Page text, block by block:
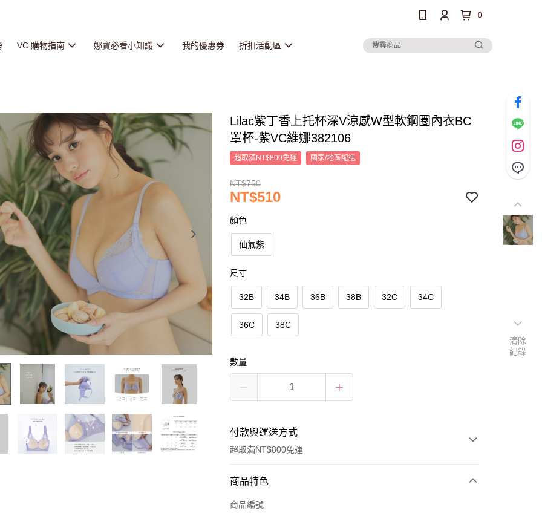
0
VC 購物指南 娜寶必看小知識 我的優惠券 折扣活動區
Lilac紫丁香上托杯深V涼感W型軟鋼圈內衣BC
罩杯-紫VC維娜382106
超取滿NT$800免運 國家/地區配送
NT$750
NT$510
顏色
仙氣紫
尺寸
32B 34B 36B 38B 32C 34C
36C 38C
數量
付款與運送方式
超取滿NT$800免運
付款方式
信用卡一次付款
商品特色
商品編號
清除
紀錄